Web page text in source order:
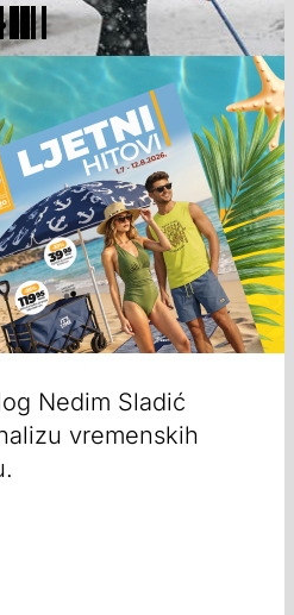
Nedim Sladić
vremenskih